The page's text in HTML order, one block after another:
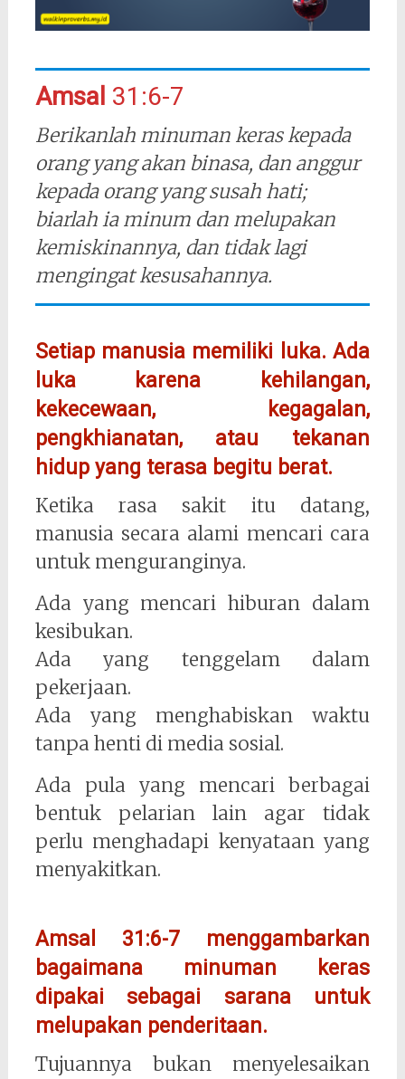
Amsal 31:6-7
Berikanlah minuman keras kepada
orang yang akan binasa, dan anggur
kepada orang yang susah hati;
biarlah ia minum dan melupakan
kemiskinannya, dan tidak lagi
mengingat kesusahannya.
Setiap manusia memiliki luka. Ada
luka karena kehilangan,
kekecewaan, kegagalan,
pengkhianatan, atau tekanan
hidup yang terasa begitu berat.
Ketika rasa sakit itu datang,
manusia secara alami mencari cara
untuk menguranginya.
Ada yang mencari hiburan dalam
kesibukan.
Ada yang tenggelam dalam
pekerjaan.
Ada yang menghabiskan waktu
tanpa henti di media sosial.
Ada pula yang mencari berbagai
bentuk pelarian lain agar tidak
perlu menghadapi kenyataan yang
menyakitkan.
Amsal 31:6-7 menggambarkan
bagaimana minuman keras
dipakai sebagai sarana untuk
melupakan penderitaan.
Tujuannya bukan menyelesaikan